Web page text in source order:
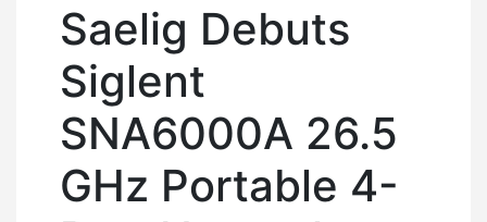
Saelig Debuts
Siglent
SNA6000A 26.5
GHz Portable 4-